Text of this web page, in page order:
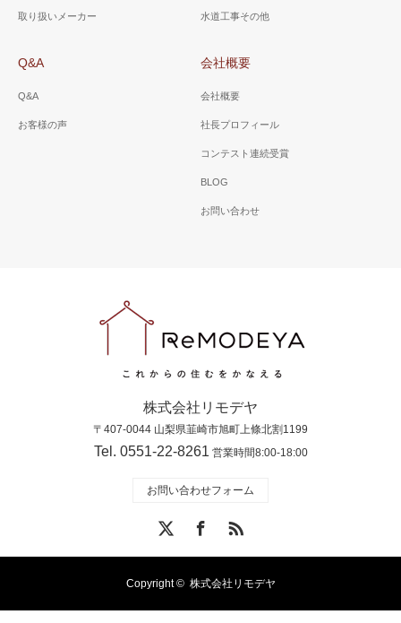
取り扱いメーカー 水道工事その他
Q&A
Q&A
お客様の声
会社概要
会社概要
社長プロフィール
コンテスト連続受賞
BLOG
お問い合わせ
株式会社リモデヤ
〒407-0044 山梨県韮崎市旭町上條北割1199
Tel. 0551-22-8261 営業時間8:00-18:00
お問い合わせフォーム
RSS
Copyright © 株式会社リモデヤ